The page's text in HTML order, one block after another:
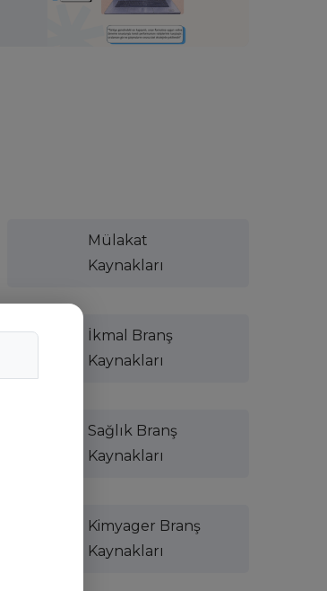
Mülakat
Kaynakları
İkmal Branş
Kaynakları
Sağlık Branş
Kaynakları
Kimyager Branş
Kaynakları